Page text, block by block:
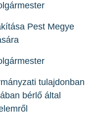
Pest Megye
tulajdonban
bérlő által